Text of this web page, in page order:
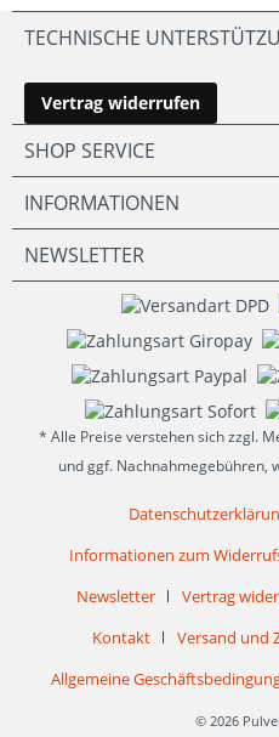
TECHNISCHE
Vertrag widerrufen
SHOP SERVICE
INFORMATIONEN
NEWSLETTER
* Alle Preise verstehen sich zzgl.
und ggf. Nachnahmegebühren,
Informationen zum
Newsletter
Vertrag
Kontakt
Versand und
Allgemeine
© 2026